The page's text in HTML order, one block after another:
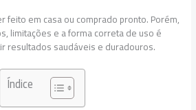
feito em casa ou comprado pronto. Porém,
limitações e a forma correta de uso é
resultados saudáveis e duradouros.
Índice